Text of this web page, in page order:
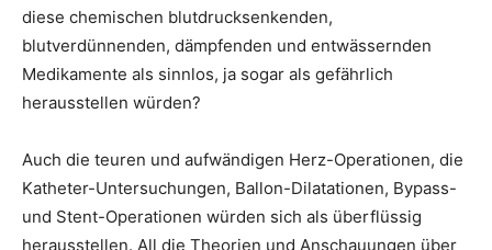
diese chemischen blutdrucksenkenden,
blutverdünnenden, dämpfenden und entwässernden
Medikamente als sinnlos, ja sogar als gefährlich
herausstellen würden?
Auch die teuren und aufwändigen Herz-Operationen, die
Katheter-Untersuchungen, Ballon-Dilatationen, Bypass-
und Stent-Operationen würden sich als überflüssig
herausstellen. All die Theorien und Anschauungen über